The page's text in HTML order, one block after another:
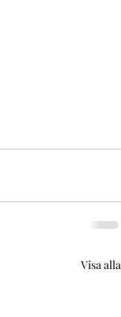
Visa alla